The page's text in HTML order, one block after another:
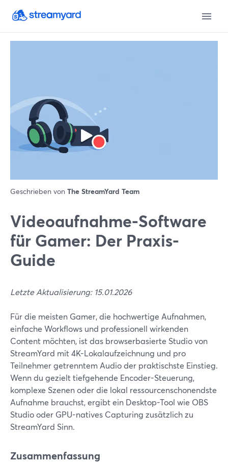
Geschrieben von The StreamYard Team
Videoaufnahme-Software
für Gamer: Der Praxis-
Guide
Letzte Aktualisierung: 15.01.2026
Für die meisten Gamer, die hochwertige Aufnahmen,
einfache Workflows und professionell wirkenden
Content möchten, ist das browserbasierte Studio von
StreamYard mit 4K-Lokalaufzeichnung und pro
Teilnehmer getrenntem Audio der praktischste Einstieg.
Wenn du gezielt tiefgehende Encoder-Steuerung,
komplexe Szenen oder die lokal ressourcenschonendste
Aufnahme brauchst, ergibt ein Desktop-Tool wie OBS
Studio oder GPU-natives Capturing zusätzlich zu
StreamYard Sinn.
Zusammenfassung